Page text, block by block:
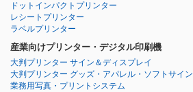
ドットインパクトプリンター
レシートプリンター
ラベルプリンター
産業向けプリンター・デジタル印刷機
大判プリンター サイン＆ディスプレイ
大判プリンター グッズ・アパレル・ソフトサイン
業務用写真・プリントシステム